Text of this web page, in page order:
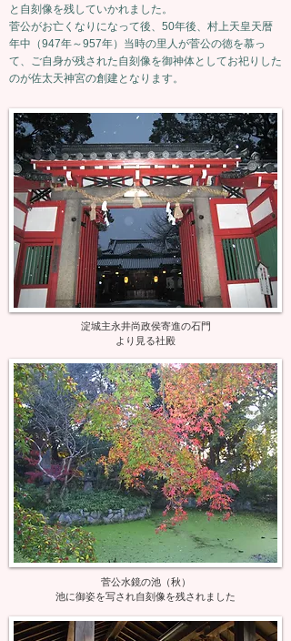
と自刻像を残していかれました。
​菅公がお亡くなりになって後、50年後、村上天皇天暦
年中（947年～957年）当時の里人が菅公の徳を慕っ
て、ご自身が残された自刻像を御神体としてお祀りした
のが佐太天神宮の創建となります。
淀城主永井尚政侯寄進の石門
より見る社殿
菅公水鏡の池（秋）
池に御姿を写され自刻像を残されました